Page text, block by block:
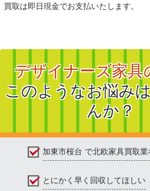
買取は即日現金でお支払いたします。
デザイナーズ家具
このようなお悩み
んか？
加東市桜台 で北欧家具買取業
とにかく早く回収してほしい